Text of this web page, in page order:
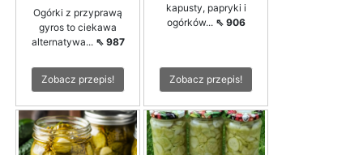
Ogórki z przyprawą
gyros to ciekawa
alternatywa... ⇖ 987
Zobacz przepis!
kapusty, papryki i
ogórków... ⇖ 906
Zobacz przepis!